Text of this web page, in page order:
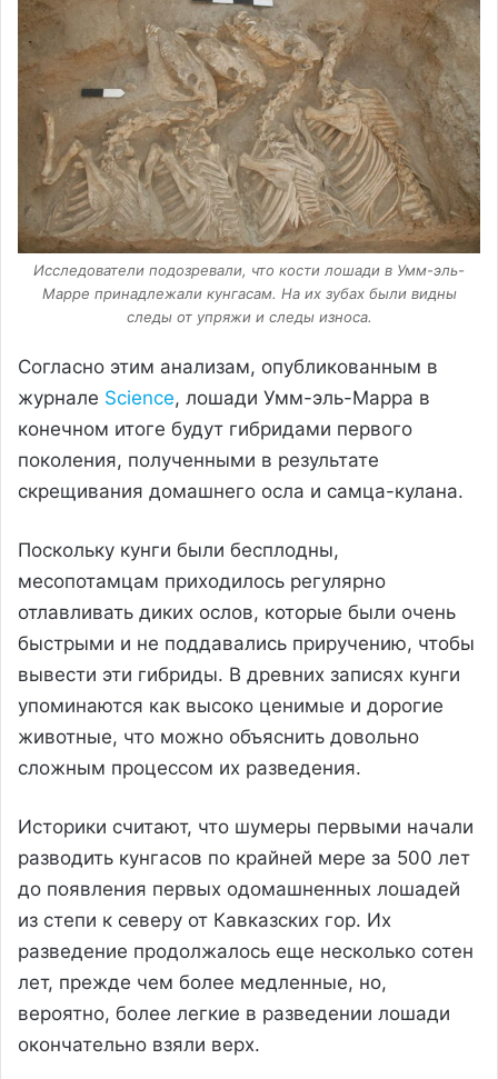
Исследователи подозревали, что кости лошади в Умм-эль-
Марре принадлежали кунгасам. На их зубах были видны
следы от упряжи и следы износа.
Согласно этим анализам, опубликованным в
журнале Science, лошади Умм-эль-Марра в
конечном итоге будут гибридами первого
поколения, полученными в результате
скрещивания домашнего осла и самца-кулана.
Поскольку кунги были бесплодны,
месопотамцам приходилось регулярно
отлавливать диких ослов, которые были очень
быстрыми и не поддавались приручению, чтобы
вывести эти гибриды. В древних записях кунги
упоминаются как высоко ценимые и дорогие
животные, что можно объяснить довольно
сложным процессом их разведения.
Историки считают, что шумеры первыми начали
разводить кунгасов по крайней мере за 500 лет
до появления первых одомашненных лошадей
из степи к северу от Кавказских гор. Их
разведение продолжалось еще несколько сотен
лет, прежде чем более медленные, но,
вероятно, более легкие в разведении лошади
окончательно взяли верх.